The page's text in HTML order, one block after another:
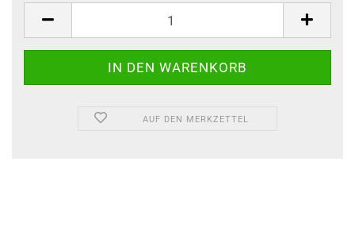
AUF DEN MERKZETTEL